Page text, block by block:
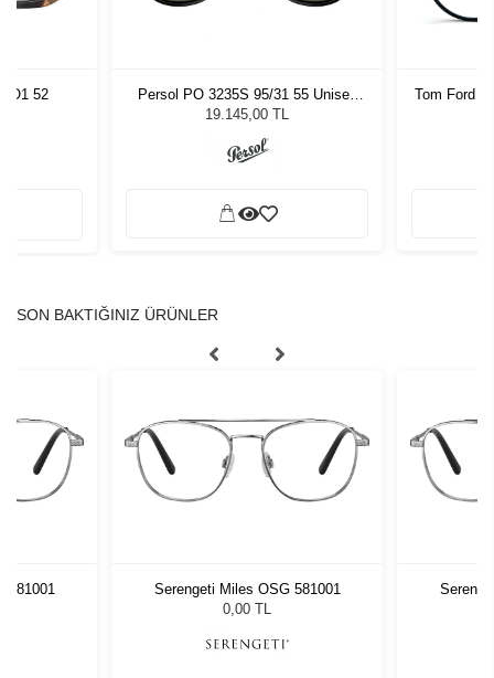
52
Persol PO 3235S 95/31 55 Unisex
Güneş Gözlüğü
19.145,00 TL
Tom Ford
SON BAKTIĞINIZ ÜRÜNLER
581001
Serengeti Miles OSG 581001
0,00 TL